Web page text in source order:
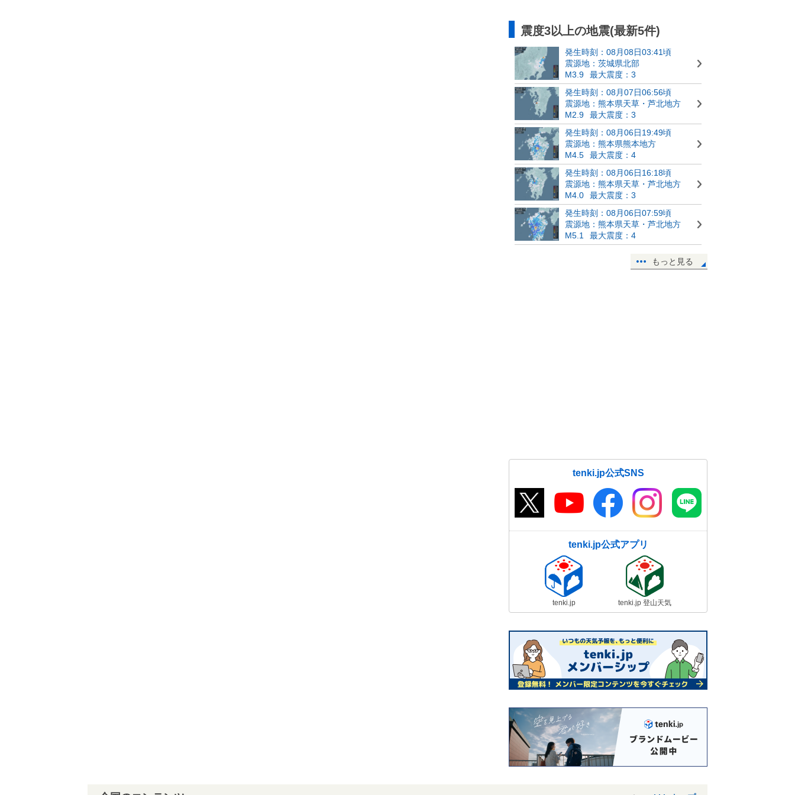
震度3以上の地震(最新5件)
発生時刻：08月08日03:41頃
震源地：茨城県北部
M3.9
最大震度：3
発生時刻：08月07日06:56頃
震源地：熊本県天草・芦北地方
M2.9
最大震度：3
発生時刻：08月06日19:49頃
震源地：熊本県熊本地方
M4.5
最大震度：4
発生時刻：08月06日16:18頃
震源地：熊本県天草・芦北地方
M4.0
最大震度：3
発生時刻：08月06日07:59頃
震源地：熊本県天草・芦北地方
M5.1
最大震度：4
もっと見る
tenki.jp公式SNS
tenki.jp公式アプリ
tenki.jp tenki.jp 登山天気